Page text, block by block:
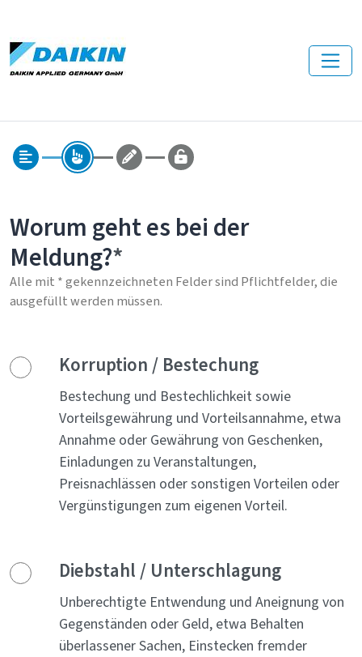
Worum geht es bei der
Meldung?
Alle mit * gekennzeichneten Felder sind Pflichtfelder, die
ausgefüllt werden müssen.
Korruption / Bestechung
Bestechung und Bestechlichkeit sowie
Vorteilsgewährung und Vorteilsannahme, etwa
Annahme oder Gewährung von Geschenken,
Einladungen zu Veranstaltungen,
Preisnachlässen oder sonstigen Vorteilen oder
Vergünstigungen zum eigenen Vorteil.
Diebstahl / Unterschlagung
Unberechtigte Entwendung und Aneignung von
Gegenständen oder Geld, etwa Behalten
überlassener Sachen, Einstecken fremder